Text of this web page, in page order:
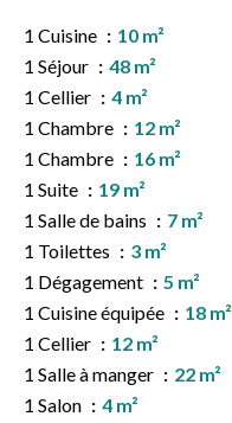
1 Cuisine
10 m²
1 Séjour
48 m²
1 Cellier
4 m²
1 Chambre
12 m²
1 Chambre
16 m²
1 Suite
19 m²
1 Salle de bains
7 m²
1 Toilettes
3 m²
1 Dégagement
5 m²
1 Cuisine équipée
18 m²
1 Cellier
12 m²
1 Salle à manger
22 m²
1 Salon
4 m²